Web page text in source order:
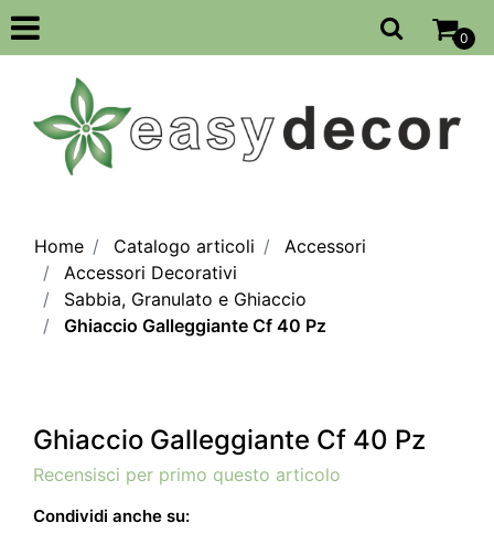
Open
0
Home Catalogo articoli
Accessori
Accessori Decorativi
Sabbia, Granulato e Ghiaccio
Ghiaccio Galleggiante Cf 40 Pz
Ghiaccio Galleggiante Cf 40 Pz
Recensisci per primo questo articolo
Condividi anche su: